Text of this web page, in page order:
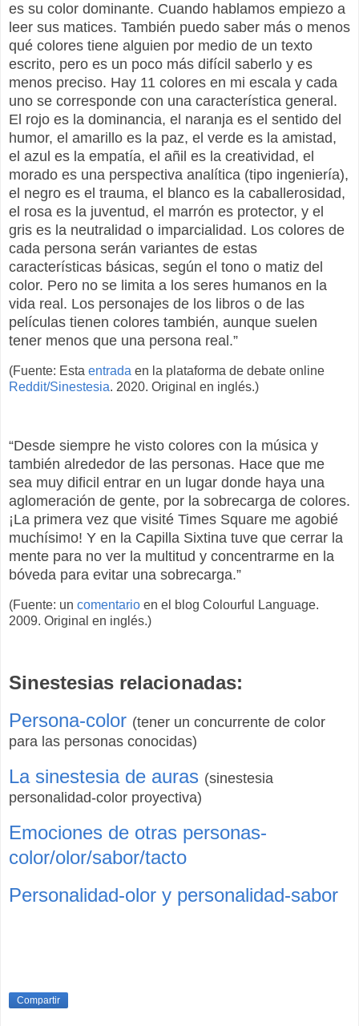
es su color dominante. Cuando hablamos empiezo a
leer sus matices. También puedo saber más o menos
qué colores tiene alguien por medio de un texto
escrito, pero es un poco más difícil saberlo y es
menos preciso. Hay 11 colores en mi escala y cada
uno se corresponde con una característica general.
El rojo es la dominancia, el naranja es el sentido del
humor, el amarillo es la paz, el verde es la amistad,
el azul es la empatía, el añil es la creatividad, el
morado es una perspectiva analítica (tipo ingeniería),
el negro es el trauma, el blanco es la caballerosidad,
el rosa es la juventud, el marrón es protector, y el
gris es la neutralidad o imparcialidad. Los colores de
cada persona serán variantes de estas
características básicas, según el tono o matiz del
color. Pero no se limita a los seres humanos en la
vida real. Los personajes de los libros o de las
películas tienen colores también, aunque suelen
tener menos que una persona real.”
(Fuente: Esta entrada en la plataforma de debate online
Reddit/Sinestesia. 2020. Original en inglés.)
“Desde siempre he visto colores con la música y
también alrededor de las personas. Hace que me
sea muy dificil entrar en un lugar donde haya una
aglomeración de gente, por la sobrecarga de colores.
¡La primera vez que visité Times Square me agobié
muchísimo! Y en la Capilla Sixtina tuve que cerrar la
mente para no ver la multitud y concentrarme en la
bóveda para evitar una sobrecarga.”
(Fuente: un comentario en el blog Colourful Language.
2009. Original en inglés.)
Sinestesias relacionadas:
Persona-color (tener un concurrente de color
para las personas conocidas)
La sinestesia de auras (sinestesia
personalidad-color proyectiva)
Emociones de otras personas-
color/olor/sabor/tacto
Personalidad-olor y personalidad-sabor
Compartir